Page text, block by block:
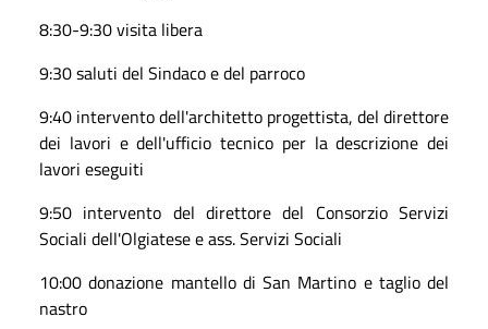
8:30-9:30 visita libera
9:30 saluti del Sindaco e del parroco
9:40 intervento dell'architetto progettista, del direttore
dei lavori e dell'ufficio tecnico per la descrizione dei
lavori eseguiti
9:50 intervento del direttore del Consorzio Servizi
Sociali dell'Olgiatese e ass. Servizi Sociali
10:00 donazione mantello di San Martino e taglio del
nastro